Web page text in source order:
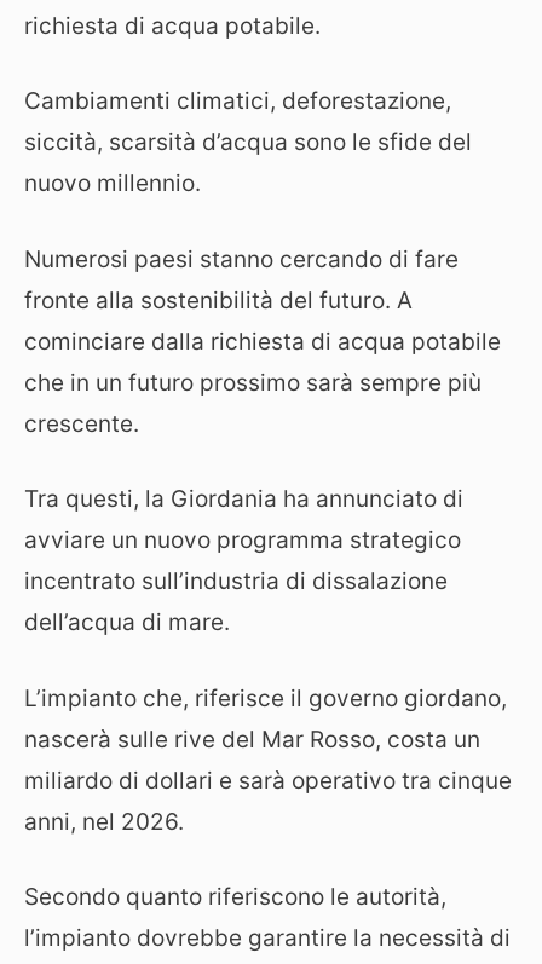
richiesta di acqua potabile.
Cambiamenti climatici, deforestazione,
siccità, scarsità d’acqua sono le sfide del
nuovo millennio.
Numerosi paesi stanno cercando di fare
fronte alla sostenibilità del futuro. A
cominciare dalla richiesta di acqua potabile
che in un futuro prossimo sarà sempre più
crescente.
Tra questi, la Giordania ha annunciato di
avviare un nuovo programma strategico
incentrato sull’industria di dissalazione
dell’acqua di mare.
L’impianto che, riferisce il governo giordano,
nascerà sulle rive del Mar Rosso, costa un
miliardo di dollari e sarà operativo tra cinque
anni, nel 2026.
Secondo quanto riferiscono le autorità,
l’impianto dovrebbe garantire la necessità di